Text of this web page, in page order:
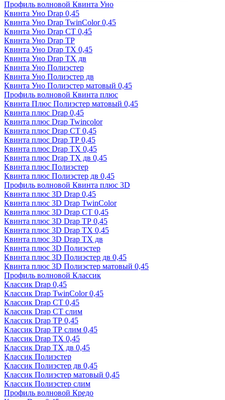
Профиль волновой Квинта Уно
Квинта Уно Drap 0,45
Квинта Уно Drap TwinColor 0,45
Квинта Уно Drap СТ 0,45
Квинта Уно Drap ТР
Квинта Уно Drap ТХ 0,45
Квинта Уно Drap ТХ дв
Квинта Уно Полиэстер
Квинта Уно Полиэстер дв
Квинта Уно Полиэстер матовый 0,45
Профиль волновой Квинта плюс
Квинта Плюс Полиэстер матовый 0,45
Квинта плюс Drap 0,45
Квинта плюс Drap Twincolor
Квинта плюс Drap СТ 0,45
Квинта плюс Drap ТР 0,45
Квинта плюс Drap ТХ 0,45
Квинта плюс Drap ТХ дв 0,45
Квинта плюс Полиэстер
Квинта плюс Полиэстер дв 0,45
Профиль волновой Квинта плюс 3D
Квинта плюс 3D Drap 0,45
Квинта плюс 3D Drap TwinColor
Квинта плюс 3D Drap СТ 0,45
Квинта плюс 3D Drap ТР 0,45
Квинта плюс 3D Drap ТХ 0,45
Квинта плюс 3D Drap ТХ дв
Квинта плюс 3D Полиэстер
Квинта плюс 3D Полиэстер дв 0,45
Квинта плюс 3D Полиэстер матовый 0,45
Профиль волновой Классик
Классик Drap 0,45
Классик Drap TwinColor 0,45
Классик Drap СТ 0,45
Классик Drap СТ слим
Классик Drap ТР 0,45
Классик Drap ТР слим 0,45
Классик Drap ТХ 0,45
Классик Drap ТХ дв 0,45
Классик Полиэстер
Классик Полиэстер дв 0,45
Классик Полиэстер матовый 0,45
Классик Полиэстер слим
Профиль волновой Кредо